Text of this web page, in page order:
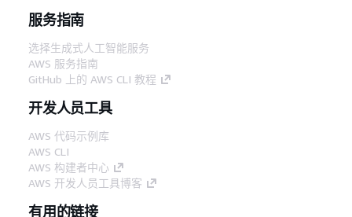
服务指南
选择生成式人工智能服务
AWS 服务指南
GitHub 上的 AWS CLI 教程
开发人员工具
AWS 代码示例库
AWS CLI
AWS 构建者中心
AWS 开发人员工具博客
有用的链接